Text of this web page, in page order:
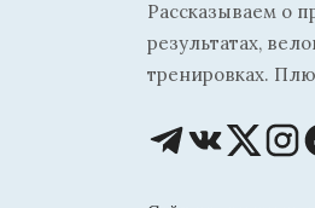
Рассказываем о
результатах,
тренировках.